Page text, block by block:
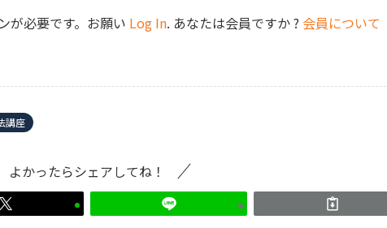
が必要です。お願い Log In. あなたは会員ですか ? 会員について
講座
よかったらシェアしてね！